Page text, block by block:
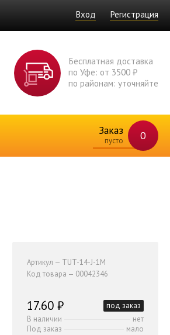
Вход Регистрация
Бесплатная доставка
по Уфе: от 3500 ₽
по районам: уточняйте
Заказ 0
пусто
Артикул — TUT-14-J-1M
Код товара — 00042346
17.60 ₽
под заказ
В наличии
нет
Под заказ
мало